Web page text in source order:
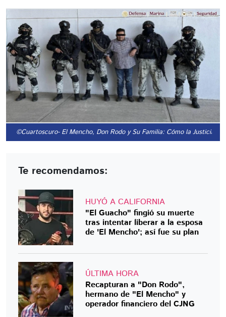
©Cuartoscuro- El Mencho, Don Rodo y Su Familia: Cómo la Justicia
Te recomendamos:
HUYÓ A CALIFORNIA
"El Guacho" fingió su muerte
tras intentar liberar a la esposa
de 'El Mencho'; así fue su plan
ÚLTIMA HORA
Recapturan a "Don Rodo",
hermano de "El Mencho" y
operador financiero del CJNG